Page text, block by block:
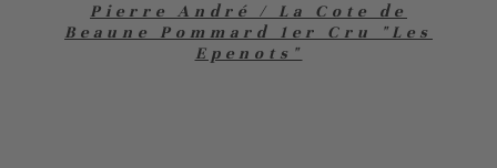
Pierre André / La Cote de
Beaune Pommard 1er Cru "Les
Epenots"